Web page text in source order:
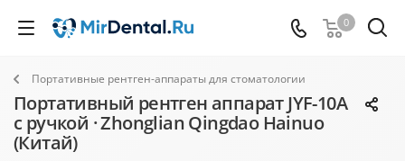
0
Портативные рентген-аппараты для стоматологии
Портативный рентген аппарат JYF-10A
с ручкой · Zhonglian Qingdao Hainuo
(Китай)